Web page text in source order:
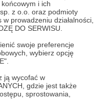
i ich
z o.o. oraz podmioty
prowadzeniu działalności,
DO SERWISU.
swoje preferencje
wybierz opcję
ją wycofać w
gdzie jest także
sprostowania,
serwisu oraz
moich danych
rejestracyjnym w celu